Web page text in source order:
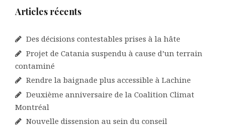
Articles récents
Des décisions contestables prises à la hâte
Projet de Catania suspendu à cause d’un terrain
contaminé
Rendre la baignade plus accessible à Lachine
Deuxième anniversaire de la Coalition Climat
Montréal
Nouvelle dissension au sein du conseil